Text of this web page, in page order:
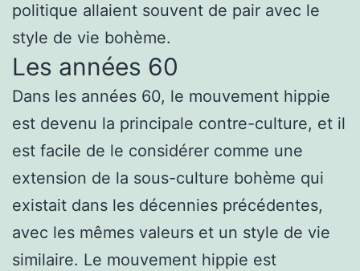
politique allaient souvent de pair avec le
style de vie bohème.
Les années 60
Dans les années 60, le mouvement hippie
est devenu la principale contre-culture, et il
est facile de le considérer comme une
extension de la sous-culture bohème qui
existait dans les décennies précédentes,
avec les mêmes valeurs et un style de vie
similaire. Le mouvement hippie est